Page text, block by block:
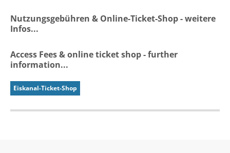
Nutzungsgebühren & Online-Ticket-Shop - weitere
Infos...
Access Fees & online ticket shop - further
information...
Eiskanal-Ticket-Shop